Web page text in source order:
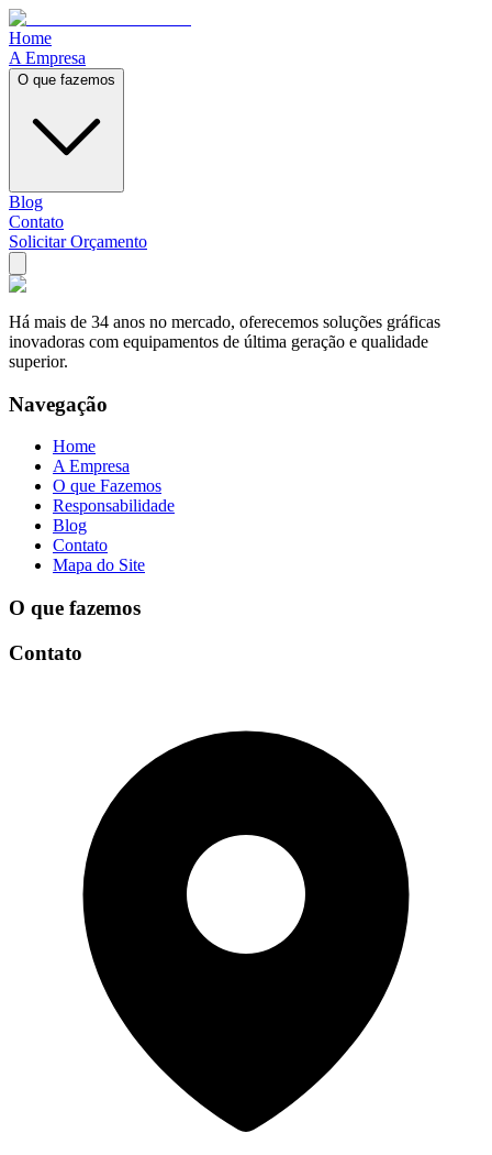
Home
A Empresa
O que fazemos
Blog
Contato
Solicitar Orçamento
Há mais de 34 anos no mercado, oferecemos soluções gráficas
inovadoras com equipamentos de última geração e qualidade
superior.
Navegação
Home
A Empresa
O que Fazemos
Responsabilidade
Blog
Contato
Mapa do Site
O que fazemos
Contato